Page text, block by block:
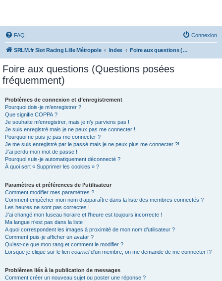
FAQ Connexion
SRLM.fr Slot Racing Lille Métropole Index Foire aux questions (Questions posées fréquemment)
Foire aux questions (Questions posées
fréquemment)
Problèmes de connexion et d’enregistrement
Pourquoi dois-je m’enregistrer ?
Que signifie COPPA ?
Je souhaite m’enregistrer, mais je n’y parviens pas !
Je suis enregistré mais je ne peux pas me connecter !
Pourquoi ne puis-je pas me connecter ?
Je me suis enregistré par le passé mais je ne peux plus me connecter ?!
J’ai perdu mon mot de passe !
Pourquoi suis-je automatiquement déconnecté ?
À quoi sert « Supprimer les cookies » ?
Paramètres et préférences de l’utilisateur
Comment modifier mes paramètres ?
Comment empêcher mon nom d’apparaître dans la liste des membres connectés ?
Les heures ne sont pas correctes !
J’ai changé mon fuseau horaire et l’heure est toujours incorrecte !
Ma langue n’est pas dans la liste !
A quoi correspondent les images à proximité de mon nom d’utilisateur ?
Comment puis-je afficher un avatar ?
Qu’est-ce que mon rang et comment le modifier ?
Lorsque je clique sur le lien courrield’un membre, on me demande de me connecter !?
Problèmes liés à la publication de messages
Comment créer un nouveau sujet ou poster une réponse ?